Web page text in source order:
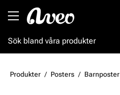
Produkter Posters Barnposter